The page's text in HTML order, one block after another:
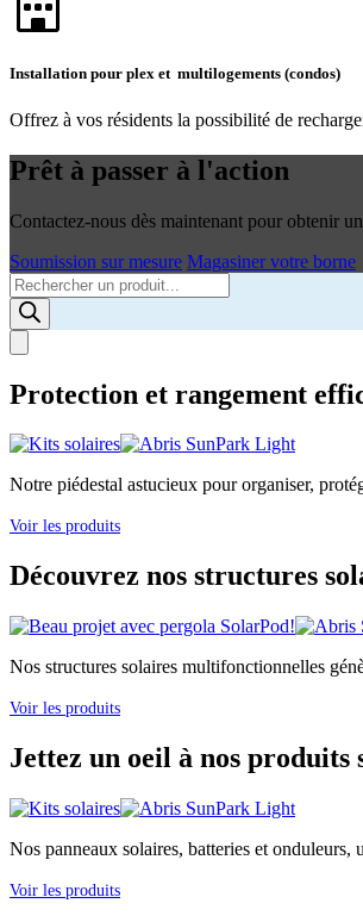
Installation pour plex et multilogements (condos)
Offrez à vos résidents la possibilité de
Prêt à passer à l'action
Contactez-nous dès maintenant pour obtenir
Soumission sur mesure Magasiner votre borne
Products
search
Protection et rangement
Notre piédestal astucieux pour organiser,
Voir les produits
Découvrez nos structures
Nos structures solaires multifonctionnelles
Voir les produits
Jettez un oeil à nos produits
Nos panneaux solaires, batteries et
Voir les produits